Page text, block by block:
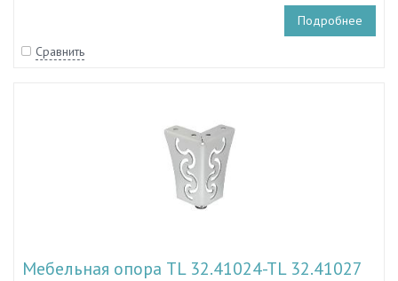
Подробнее
Сравнить
Мебельная опора TL 32.41024-TL 32.41027